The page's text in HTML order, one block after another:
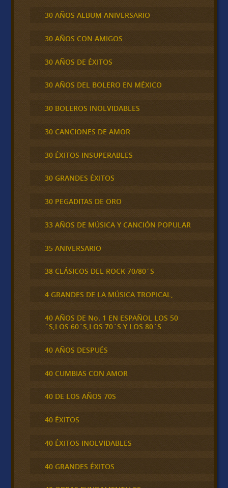
30 AÑOS ALBUM ANIVERSARIO
30 AÑOS CON AMIGOS
30 AÑOS DE ÉXITOS
30 AÑOS DEL BOLERO EN MÉXICO
30 BOLEROS INOLVIDABLES
30 CANCIONES DE AMOR
30 ÉXITOS INSUPERABLES
30 GRANDES ÉXITOS
30 PEGADITAS DE ORO
33 AÑOS DE MÚSICA Y CANCIÓN POPULAR
35 ANIVERSARIO
38 CLÁSICOS DEL ROCK 70/80´S
4 GRANDES DE LA MÚSICA TROPICAL,
40 AÑOS DE No. 1 EN ESPAÑOL LOS 50
´S,LOS 60´S,LOS 70´S Y LOS 80´S
40 AÑOS DESPUÉS
40 CUMBIAS CON AMOR
40 DE LOS AÑOS 70S
40 ÉXITOS
40 ÉXITOS INOLVIDABLES
40 GRANDES ÉXITOS